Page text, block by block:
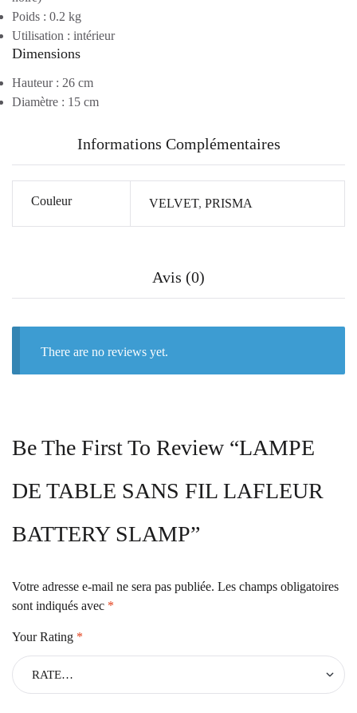
Poids : 0.2 kg
Utilisation : intérieur
Dimensions
Hauteur : 26 cm
Diamètre : 15 cm
Informations Complémentaires
Couleur VELVET, PRISMA
Avis (0)
There are no reviews yet.
Be The First To Review “LAMPE
DE TABLE SANS FIL LAFLEUR
BATTERY SLAMP”
Votre adresse e-mail ne sera pas publiée. Les champs obligatoires
sont indiqués avec *
Your Rating *